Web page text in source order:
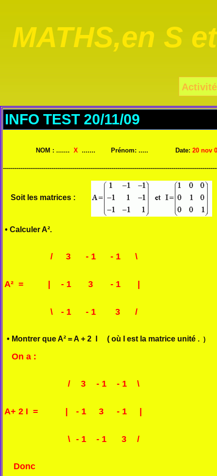
MATHS,en S
Activité
INFO TEST 20/11/09
NOM : ....... X ....... Prénom: ..... Date: 20 nov
Soit les matrices :
• Calculer A².
/ 3 - 1 - 1 \
A² = | - 1 3 - 1 |
\ - 1 - 1 3 /
• Montrer que A² = A + 2 I ( où I est la matrice unité . )
On a :
/ 3 - 1 - 1 \
A+ 2 I = - 1 3 - 1
\ - 1 - 1 3 /
Donc